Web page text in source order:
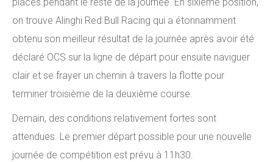
on trouve Alinghi Red Bull Racing qui a étonnamment
obtenu son meilleur résultat de la journée après avoir été
déclaré OCS sur la ligne de départ pour ensuite naviguer
clair et se frayer un chemin à travers la flotte pour
terminer troisième de la deuxième course.
Demain, des conditions relativement fortes sont
attendues. Le premier départ possible pour une nouvelle
journée de compétition est prévu à 11h30.